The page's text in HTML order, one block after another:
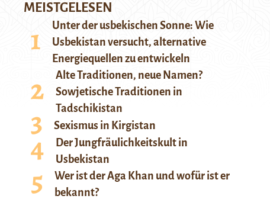
MEISTGELESEN
Unter der usbekischen Sonne: Wie
Usbekistan versucht, alternative
Energiequellen zu entwickeln
Alte Traditionen, neue Namen?
Sowjetische Traditionen in
Tadschikistan
Sexismus in Kirgistan
Der Jungfräulichkeitskult in
Usbekistan
Wer ist der Aga Khan und wofür ist er
bekannt?